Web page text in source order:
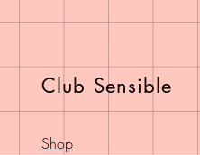
Club Sensible
Shop